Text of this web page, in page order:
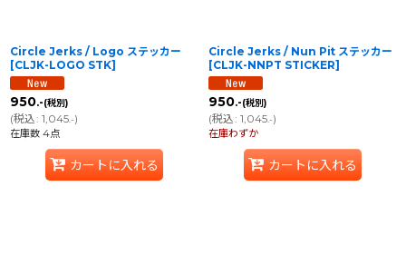
Circle Jerks / Logo ステッカー
[CLJK-LOGO STK]
950.-(税別)
(税込: 1,045.-)
在庫数 4点
カートに入れる
Circle Jerks / Nun Pit ステッカー
[CLJK-NNPT STICKER]
950.-(税別)
(税込: 1,045.-)
在庫わずか
カートに入れる